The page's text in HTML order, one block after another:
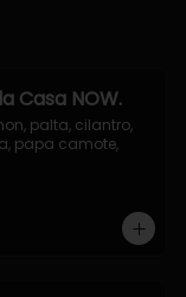
Casa NOW.
palta, cilantro,
papa camote,